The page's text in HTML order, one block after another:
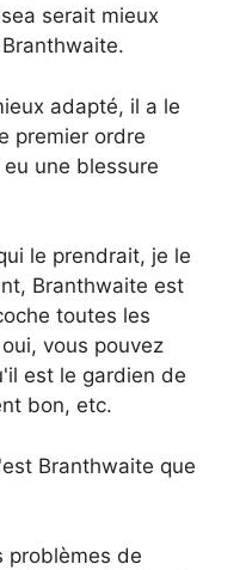
serait mieux
adapté, il a le
premier ordre
une blessure
le prendrait, je le
Branthwaite est
toutes les
vous pouvez
est le gardien de
bon, etc.
Branthwaite que
problèmes de